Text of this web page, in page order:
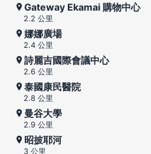
Gateway Ekamai 購物中心
2.2 公里
娜娜廣場
2.4 公里
詩麗吉國際會議中心
2.6 公里
泰國康民醫院
2.8 公里
曼谷大學
2.9 公里
昭披耶河
3 公里